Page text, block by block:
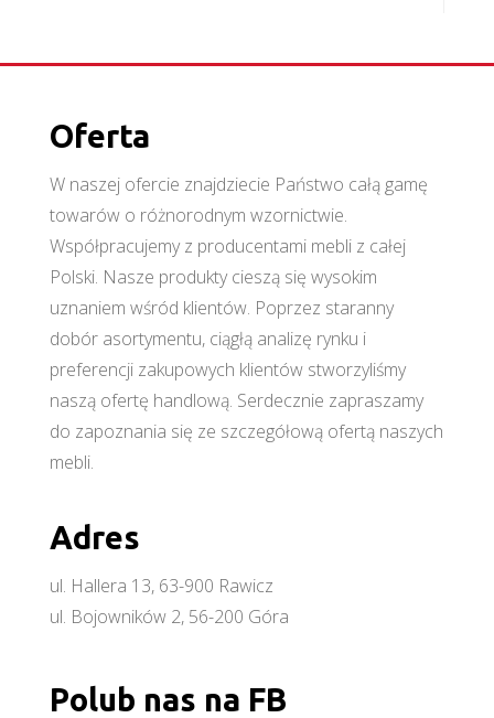
Oferta
W naszej ofercie znajdziecie Państwo całą gamę
towarów o różnorodnym wzornictwie.
Współpracujemy z producentami mebli z całej
Polski. Nasze produkty cieszą się wysokim
uznaniem wśród klientów. Poprzez staranny
dobór asortymentu, ciągłą analizę rynku i
preferencji zakupowych klientów stworzyliśmy
naszą ofertę handlową. Serdecznie zapraszamy
do zapoznania się ze szczegółową ofertą naszych
mebli.
Adres
ul. Hallera 13, 63-900 Rawicz
ul. Bojowników 2, 56-200 Góra
Polub nas na FB